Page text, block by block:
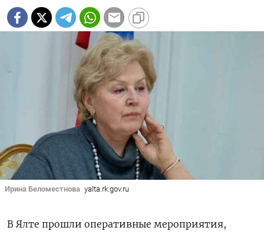
Ирина Беломестнова yalta.rk.gov.ru
В Ялте прошли оперативные мероприятия,